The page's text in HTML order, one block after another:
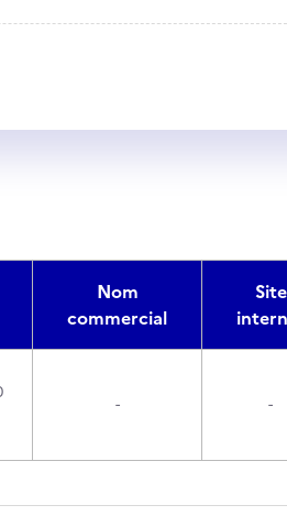
Nom
commercial
Site
- -